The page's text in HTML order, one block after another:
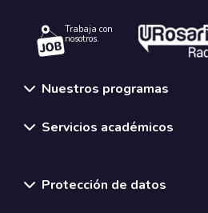
Trabaja con
nosotros.
Nuestros programas
Servicios académicos
Protección de datos